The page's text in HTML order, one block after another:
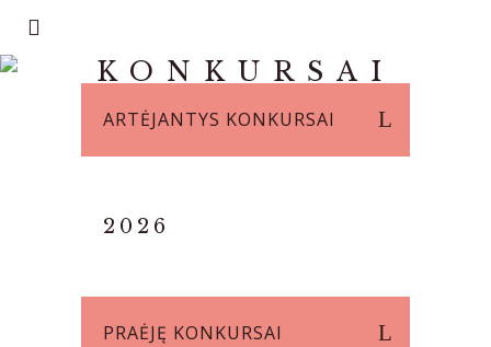
KONKURSAI
ARTĖJANTYS KONKURSAI
2026
PRAĖJĘ KONKURSAI